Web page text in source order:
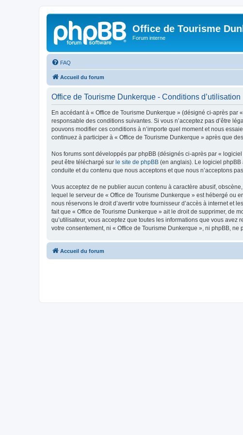
Office de Tourisme
Forum interne
FAQ
Accueil du forum
Office de Tourisme Dunkerque - Conditions d’utilisation
En accédant à « Office de Tourisme Dunkerque » (désigné ci-après par
responsable des conditions suivantes. Si vous n’acceptez pas d’être
pouvons modifier ces conditions à n’importe quel moment et nous
continuez à participer à « Office de Tourisme Dunkerque » après que
Nos forums sont développés par phpBB (désignés ci-après par «
peut être téléchargé sur le site de phpBB (en anglais). Le logiciel phpBB
conduite et du contenu que nous acceptons et que nous n’acceptons
Vous acceptez de ne publier aucun contenu à caractère abusif,
lequel le serveur de « Office de Tourisme Dunkerque » est hébergé ou
nous réservons le droit d’avertir votre fournisseur d’accès à internet et
fait que « Office de Tourisme Dunkerque » ait le droit de supprimer, de
qu’utilisateur, vous acceptez que toutes les informations que vous
votre consentement, ni « Office de Tourisme Dunkerque », ni phpBB,
Accueil du forum